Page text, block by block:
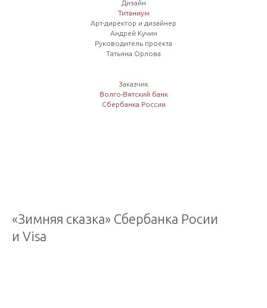
Дизайн
Титаниум
Арт-директор и дизайнер
Андрей Кучин
Руководитель проекта
Татьяна Орлова
Заказчик
Волго-Вятский банк
Сбербанка России
«Зимняя сказка» Сбербанка Росии
и Visa